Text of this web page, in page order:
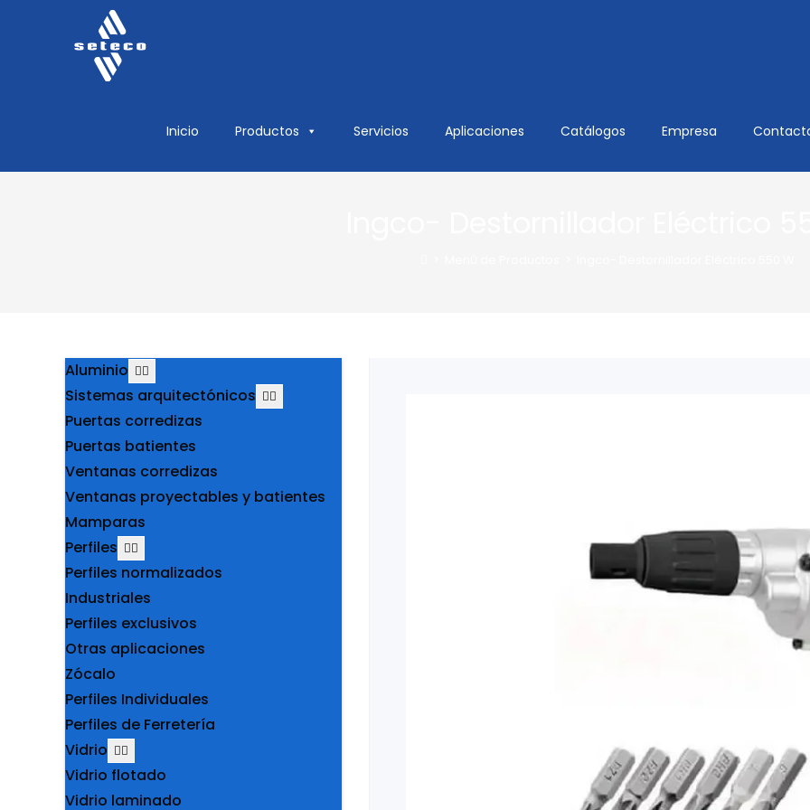
Inicio Productos Servicios Aplicaciones Catálogos Empresa
Aluminio
Sistemas arquitectónicos
Puertas corredizas
Puertas batientes
Ventanas corredizas
Ventanas proyectables y batientes
Mamparas
Perfiles
Perfiles normalizados
Industriales
Perfiles exclusivos
Otras aplicaciones
Zócalo
Perfiles Individuales
Perfiles de Ferretería
Vidrio
Vidrio flotado
Vidrio laminado